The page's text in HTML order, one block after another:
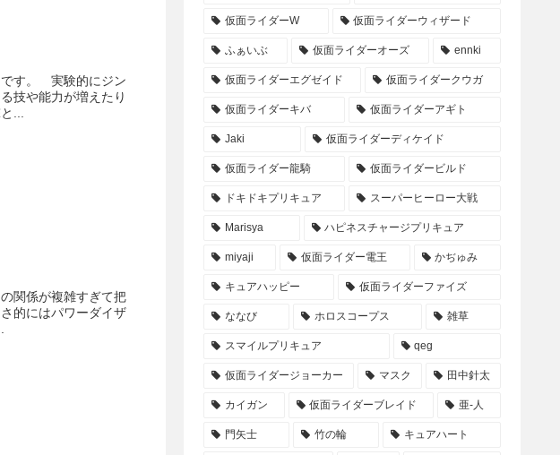
です。 実験的にジン
技や能力が増えたり
...
関係が複雑すぎて把
的にはパワーダイザ
仮面ライダーW 仮面ライダーウィザード
ふぁいぶ 仮面ライダーオーズ ennki
仮面ライダーエグゼイド 仮面ライダークウガ
仮面ライダーキバ 仮面ライダーアギト
Jaki 仮面ライダーディケイド
仮面ライダー龍騎 仮面ライダービルド
ドキドキプリキュア スーパーヒーロー大戦
Marisya ハピネスチャージプリキュア
miyaji 仮面ライダー電王 かぢゅみ
キュアハッピー 仮面ライダーファイズ
ななび ホロスコープス 雑草
スマイルプリキュア qeg
仮面ライダージョーカー マスク 田中針太
カイガン 仮面ライダーブレイド 亜-人
門矢士 竹の輪 キュアハート